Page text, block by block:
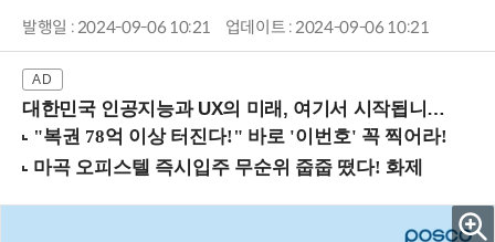
발행일 : 2024-09-06 10:21 업데이트 : 2024-09-06 10:21
대한민국 인공지능과 UX의 미래, 여기서 시작됩니다! (9/2 강남역)